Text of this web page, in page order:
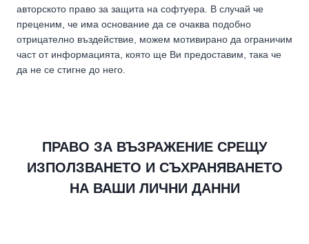
авторското право за защита на софтуера. В случай че
преценим, че има основание да се очаква подобно
отрицателно въздействие, можем мотивирано да ограничим
част от информацията, която ще Ви предоставим, така че
да не се стигне до него.
ПРАВО ЗА ВЪЗРАЖЕНИЕ СРЕЩУ
ИЗПОЛЗВАНЕТО И СЪХРАНЯВАНЕТО
НА ВАШИ ЛИЧНИ ДАННИ